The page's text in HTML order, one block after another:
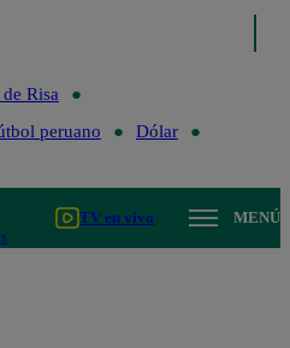
Risa
peruano
Dólar
TV en vivo MENÚ